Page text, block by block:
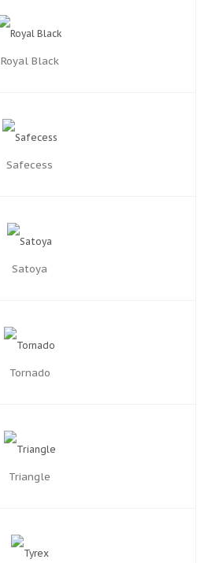
Royal Black
Safecess
Satoya
Tornado
Triangle